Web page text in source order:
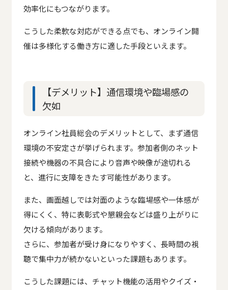
効率化にもつながります。
こうした柔軟な対応ができる点でも、オンライン開
催は多様化する働き方に適した手段といえます。
【デメリット】通信環境や臨場感の
欠如
オンライン社員総会のデメリットとして、まず通信
環境の不安定さが挙げられます。参加者側のネット
接続や機器の不具合により音声や映像が途切れる
と、進行に支障をきたす可能性があります。
また、画面越しでは対面のような臨場感や一体感が
得にくく、特に表彰式や懇親会などは盛り上がりに
欠ける傾向があります。
さらに、参加者が受け身になりやすく、長時間の視
聴で集中力が続かないといった課題もあります。
こうした課題には、チャット機能の活用やクイズ・